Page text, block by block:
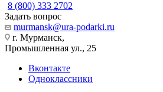
8 (800) 333 2702
Задать вопрос
murmansk@ura-podarki.ru
г. Мурманск,
Промышленная ул., 25
Вконтакте
Одноклассники